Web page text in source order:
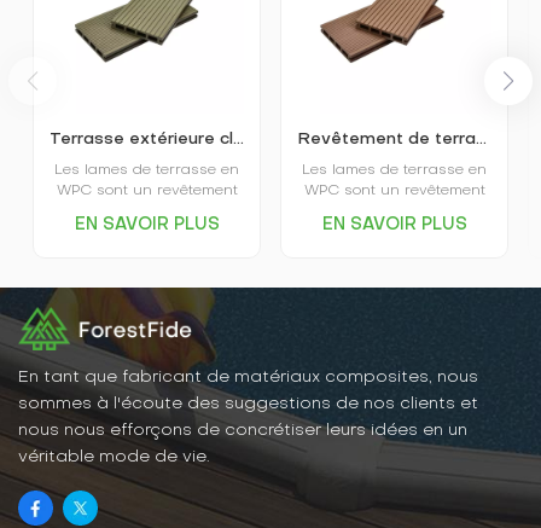
Terrasse extérieure classique creuse en composite bois-plastique K25-150
Les lames de terrasse en
WPC sont un revêtement
d'excellentes
grande stabilité, une
résistance à l'usure, un
gain de temps et de main-
d'œuvre, une esthétique
soignée et bien d'autres
avantages. Elles
variété d'environnements
intérieurs et extérieurs. En
résumé, les lames de
terrasse en bois-plastique
sont un matériau
EN SAVOIR PLUS
Revêtement de terrasse extérieur WPC à pores carrés K25-150
Les lames de terrasse en
WPC sont un revêtement
d'excellentes
soignée et bien d'autres
avantages. Elles
conviennent à une grande
variété d'environnements
sont un matériau
EN SAVOIR PLUS
En tant que fabricant de matériaux composites, nous
sommes à l'écoute des suggestions de nos clients et
nous nous efforçons de concrétiser leurs idées en un
véritable mode de vie.